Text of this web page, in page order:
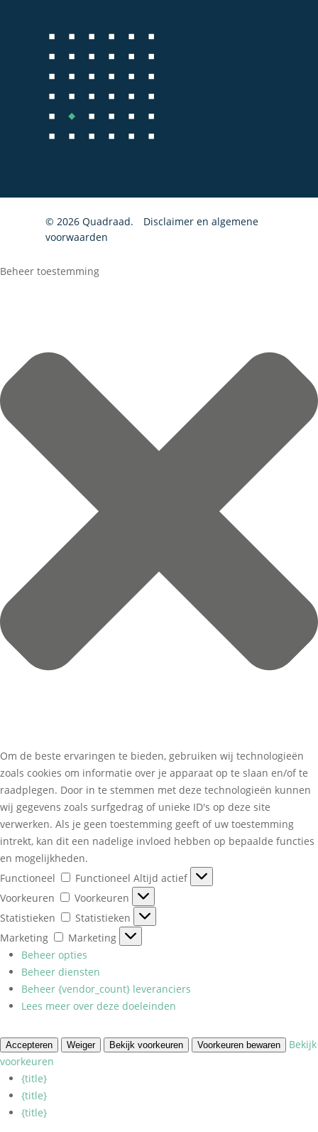
© 2026 Quadraad.
Disclaimer en algemene
voorwaarden
Beheer toestemming
Om de beste ervaringen te bieden, gebruiken wij technologieën
zoals cookies om informatie over je apparaat op te slaan en/of te
raadplegen. Door in te stemmen met deze technologieën kunnen
wij gegevens zoals surfgedrag of unieke ID's op deze site
verwerken. Als je geen toestemming geeft of uw toestemming
intrekt, kan dit een nadelige invloed hebben op bepaalde functies
en mogelijkheden.
Functioneel
Functioneel Altijd actief
Voorkeuren
Voorkeuren
Statistieken
Statistieken
Marketing
Marketing
Beheer opties
Beheer diensten
Beheer {vendor_count} leveranciers
Lees meer over deze doeleinden
Accepteren Weiger Bekijk voorkeuren Voorkeuren bewaren
Bekijk
voorkeuren
{title}
{title}
{title}